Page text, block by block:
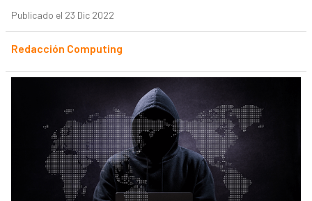
Publicado el 23 Dic 2022
Redacción Computing